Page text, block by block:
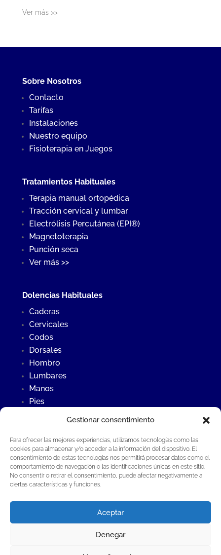
Gestionar consentimiento
Para ofrecer las mejores experiencias, utilizamos tecnologías como las
cookies para almacenar y/o acceder a la información del dispositivo. El
consentimiento de estas tecnologías nos permitirá procesar datos como el
comportamiento de navegación o las identificaciones únicas en este sitio.
No consentir o retirar el consentimiento, puede afectar negativamente a
ciertas características y funciones.
Aceptar
Denegar
Ver más >>
Sobre Nosotros
Contacto
Tarifas
Instalaciones
Nuestro equipo
Fisioterapia en Juegos
Tratamientos Habituales
Terapia manual ortopédica
Tracción cervical y lumbar
Electrólisis Percutánea (EPI®)
Magnetoterapia
Punción seca
Ver más >>
Dolencias Habituales
Caderas
Cervicales
Codos
Dorsales
Hombro
Lumbares
Manos
Pies
Últimas Noticias
Contraste frío – calor
¿Qué es la osteopatía?
Fisioterapia invasiva en Fisioterapia Global®
Fisioterapia Global Guillermo Aladrén S.L.P®